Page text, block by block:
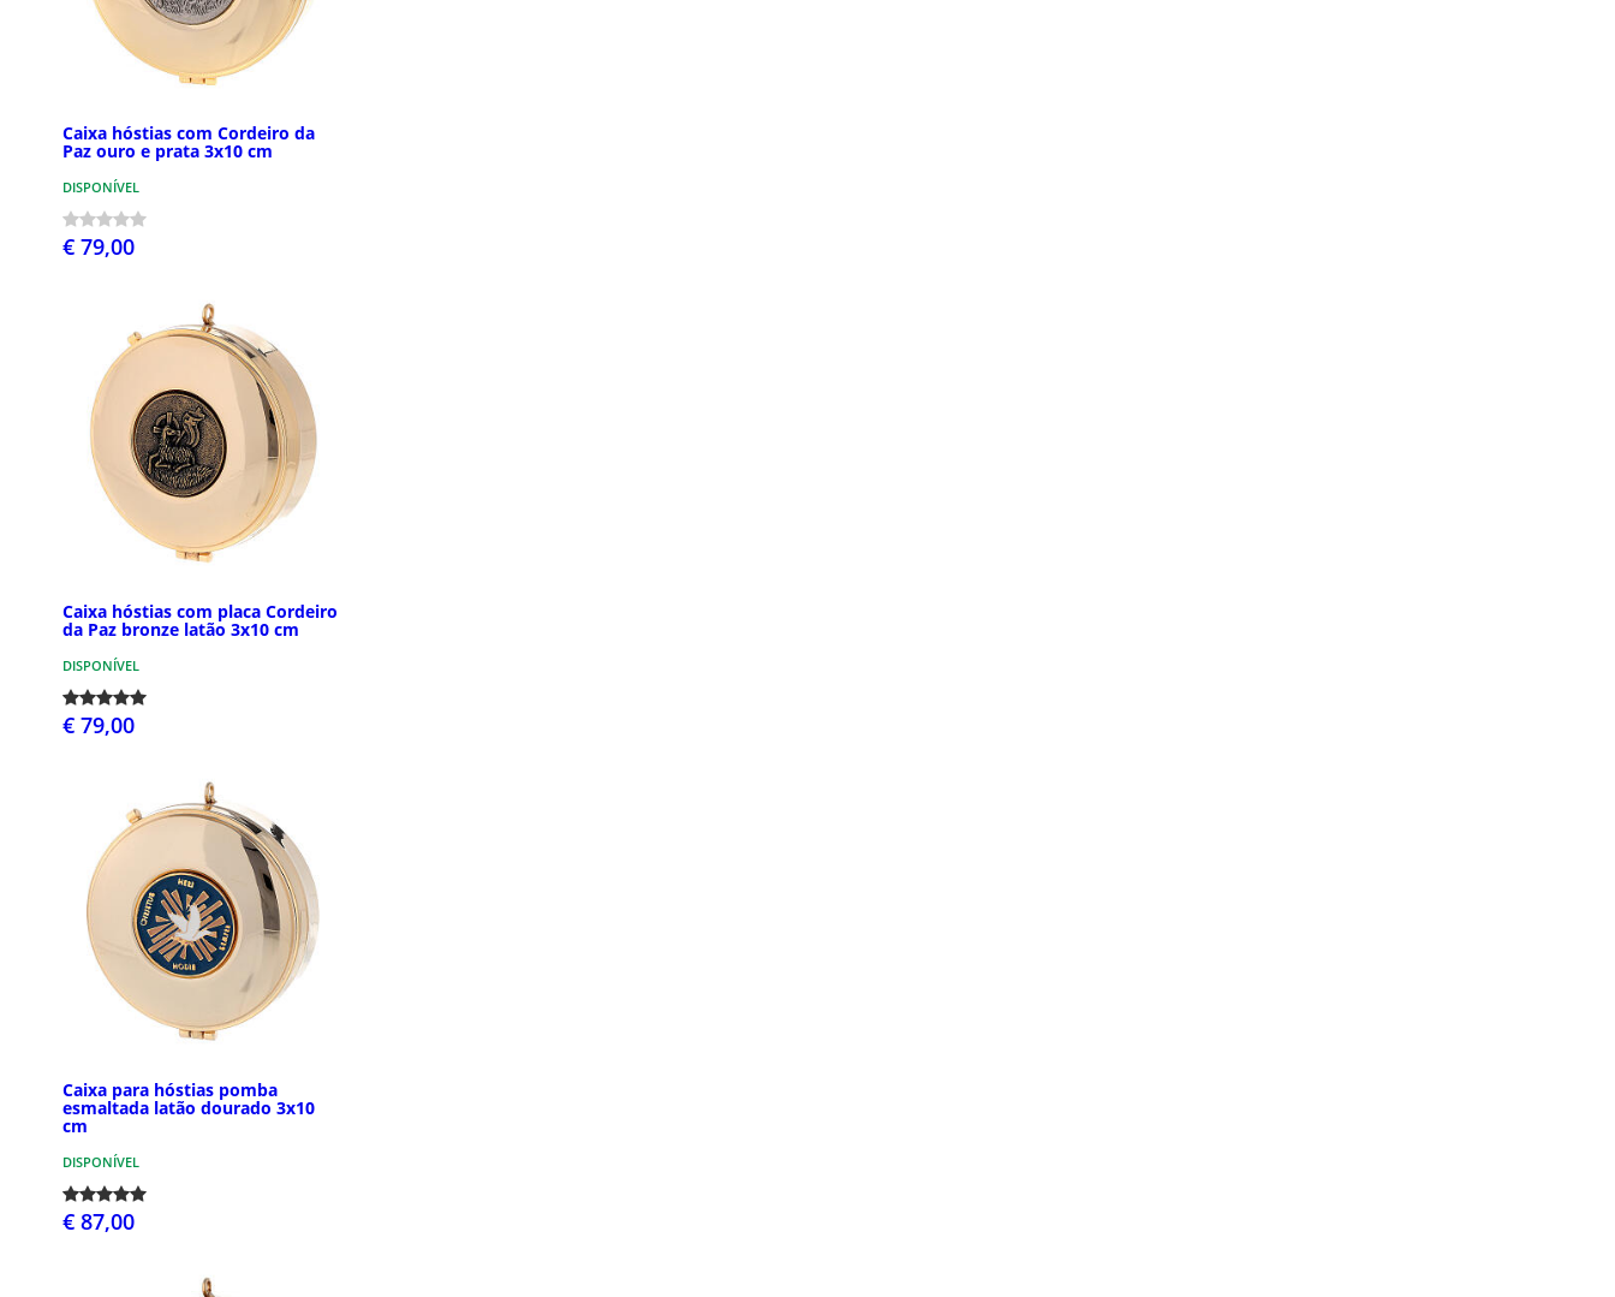
Caixa hóstias com Cordeiro da
Paz ouro e prata 3x10 cm
DISPONÍVEL
€ 79,00
Caixa hóstias com placa Cordeiro
da Paz bronze latão 3x10 cm
DISPONÍVEL
€ 79,00
Caixa para hóstias pomba
esmaltada latão dourado 3x10
cm
DISPONÍVEL
€ 87,00